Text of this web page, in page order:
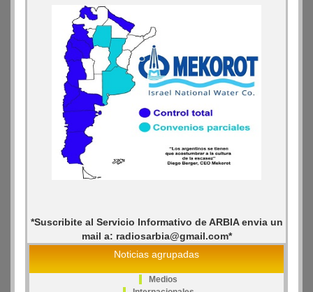
*Suscribite al Servicio Informativo de ARBIA envia un
mail a: radiosarbia@gmail.com*
Noticias agrupadas
Medios